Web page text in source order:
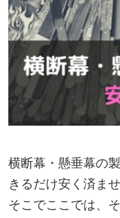
横断幕・懸垂幕の
きるだけ安く済ま
そこでここでは、